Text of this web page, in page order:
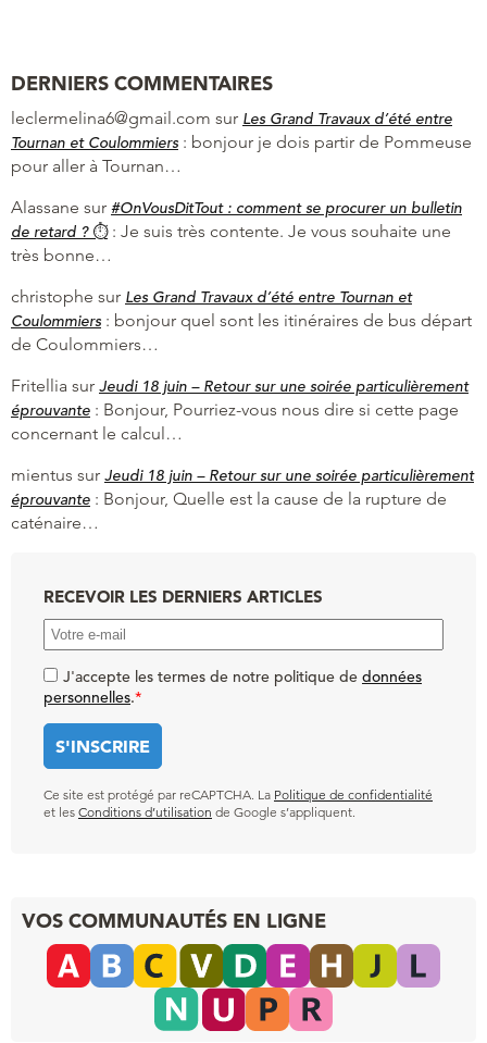
DERNIERS COMMENTAIRES
leclermelina6@gmail.com sur Les Grand Travaux d’été entre
Tournan et Coulommiers : bonjour je dois partir de Pommeuse
pour aller à Tournan…
Alassane sur #OnVousDitTout : comment se procurer un bulletin
de retard ? ⏱: Je suis très contente. Je vous souhaite une
très bonne…
christophe sur Les Grand Travaux d’été entre Tournan et
Coulommiers : bonjour quel sont les itinéraires de bus départ
de Coulommiers…
Fritellia sur Jeudi 18 juin – Retour sur une soirée particulièrement
éprouvante : Bonjour, Pourriez-vous nous dire si cette page
concernant le calcul…
mientus sur Jeudi 18 juin – Retour sur une soirée particulièrement
éprouvante : Bonjour, Quelle est la cause de la rupture de
caténaire…
RECEVOIR LES DERNIERS ARTICLES
J'accepte les termes de notre politique de données
personnelles.*
Ce site est protégé par reCAPTCHA. La Politique de confidentialité
et les Conditions d’utilisation de Google s’appliquent.
VOS COMMUNAUTÉS EN LIGNE